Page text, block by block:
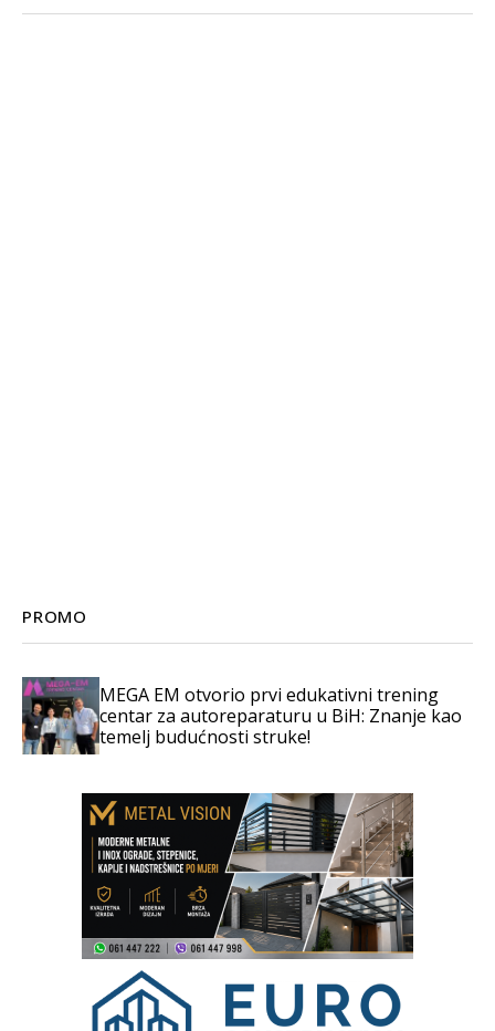
PROMO
MEGA EM otvorio prvi edukativni trening
centar za autoreparaturu u BiH: Znanje kao
temelj budućnosti struke!